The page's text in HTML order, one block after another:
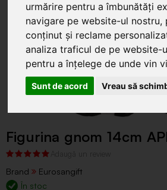
urmărire pentru a îmbunătăți
navigare pe website-ul nostru,
conținut și reclame
analiza traficul de pe website-
pentru a înțelege de unde vin
Sunt de acord Vreau să
Figurina gnom 14cm
Brand
Eurosangift
În stoc